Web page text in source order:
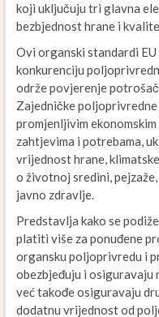
koji uključuju tri glavna
bezbjednost hrane i
Ovi organski standardi
konkurenciju
održe povjerenje
Zajedničke
promjenljivim
zahtjevima i potrebama,
vrijednost hrane,
o životnoj sredini,
javno zdravlje.
Predstavlja kako se
platiti više za ponuđene
organsku poljoprivredu i
obezbjeđuju i osiguravaju
već takođe osiguravaju
dodatnu vrijednost od